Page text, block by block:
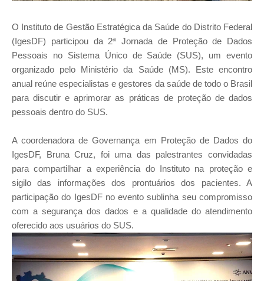
O Instituto de Gestão Estratégica da Saúde do Distrito Federal
(IgesDF) participou da 2ª Jornada de Proteção de Dados
Pessoais no Sistema Único de Saúde (SUS), um evento
organizado pelo Ministério da Saúde (MS). Este encontro
anual reúne especialistas e gestores da saúde de todo o Brasil
para discutir e aprimorar as práticas de proteção de dados
pessoais dentro do SUS.
A coordenadora de Governança em Proteção de Dados do
IgesDF, Bruna Cruz, foi uma das palestrantes convidadas
para compartilhar a experiência do Instituto na proteção e
sigilo das informações dos prontuários dos pacientes. A
participação do IgesDF no evento sublinha seu compromisso
com a segurança dos dados e a qualidade do atendimento
oferecido aos usuários do SUS.